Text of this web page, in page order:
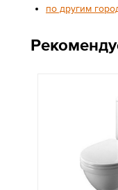
по другим